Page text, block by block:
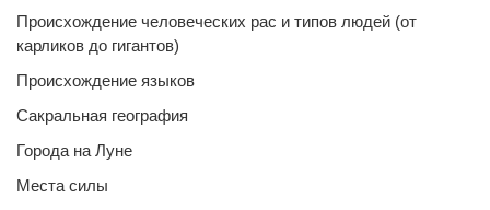
Происхождение человеческих рас и типов людей (от
карликов до гигантов)
Происхождение языков
Сакральная география
Города на Луне
Места силы